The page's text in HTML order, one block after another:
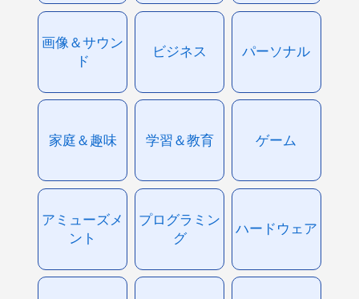
画像＆サウン
ド
ビジネス パーソナル
家庭＆趣味 学習＆教育 ゲーム
アミューズメ
ント
プログラミン
グ
ハードウェア